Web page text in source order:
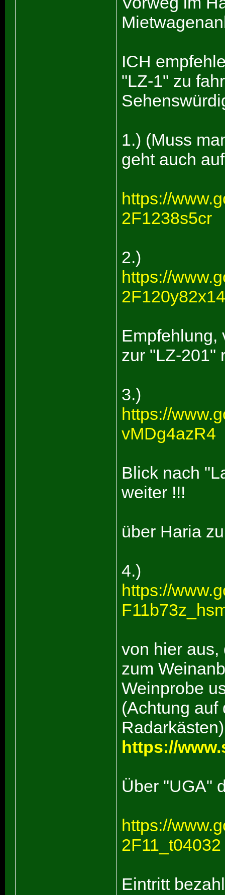
ICH
"LZ-1" zu
1.) (Muss
geht auch
https://
2F1238s5cr
2.)
https://
2F120y82x14
Empfehlung,
zur "LZ-201"
3.)
https://
vMDg4azR4
Blick nach
weiter !!!
über Haria
4.)
https://
von hier aus,
zum
Weinprobe
(Achtung auf
https://
Über "UGA"
https://
2F11_t04032
Eintritt